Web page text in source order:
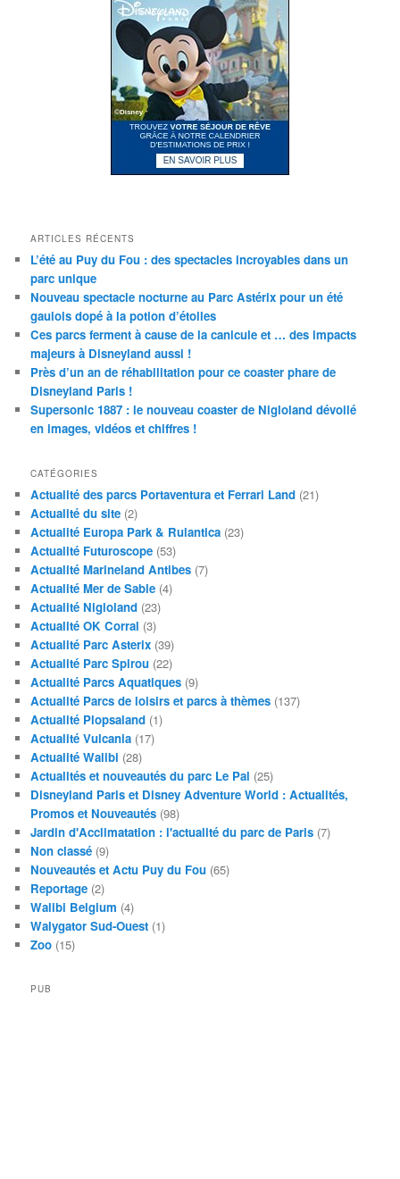
ARTICLES RÉCENTS
L’été au Puy du Fou : des spectacles incroyables dans un
parc unique
Nouveau spectacle nocturne au Parc Astérix pour un été
gaulois dopé à la potion d’étoiles
Ces parcs ferment à cause de la canicule et … des impacts
majeurs à Disneyland aussi !
Près d’un an de réhabilitation pour ce coaster phare de
Disneyland Paris !
Supersonic 1887 : le nouveau coaster de Nigloland dévoilé
en images, vidéos et chiffres !
CATÉGORIES
Actualité des parcs Portaventura et Ferrari Land (21)
Actualité du site (2)
Actualité Europa Park & Rulantica (23)
Actualité Futuroscope (53)
Actualité Marineland Antibes (7)
Actualité Mer de Sable (4)
Actualité Nigloland (23)
Actualité OK Corral (3)
Actualité Parc Asterix (39)
Actualité Parc Spirou (22)
Actualité Parcs Aquatiques (9)
Actualité Parcs de loisirs et parcs à thèmes (137)
Actualité Plopsaland (1)
Actualité Vulcania (17)
Actualité Walibi (28)
Actualités et nouveautés du parc Le Pal (25)
Disneyland Paris et Disney Adventure World : Actualités,
Promos et Nouveautés (98)
Jardin d'Acclimatation : l'actualité du parc de Paris (7)
Non classé (9)
Nouveautés et Actu Puy du Fou (65)
Reportage (2)
Walibi Belgium (4)
Walygator Sud-Ouest (1)
Zoo (15)
PUB